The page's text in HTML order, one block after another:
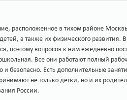
расположенное в тихом районе
а также их физического
поэтому вопросов к ним ежедневно
Все они работают полный
и безопасно. Есть дополнительные
не только детки, но и их
России.